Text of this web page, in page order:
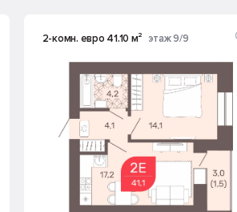
2-комн. евро 41.10 м² этаж 9/9